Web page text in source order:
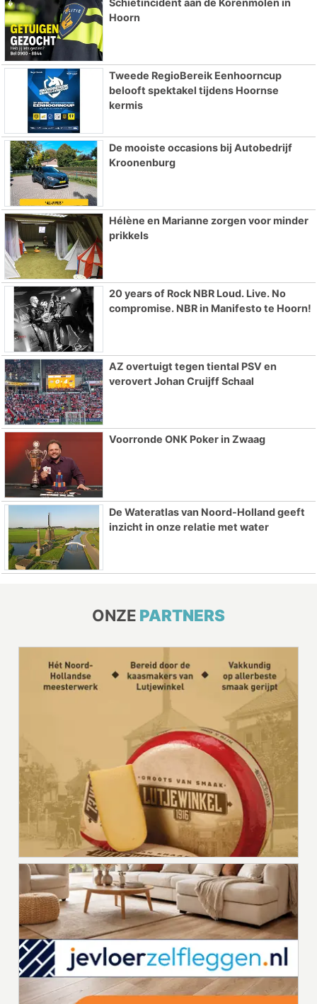
Hoorn
Tweede RegioBereik Eenhoorncup
belooft spektakel tijdens Hoornse
kermis
De mooiste occasions bij Autobedrijf
Kroonenburg
Hélène en Marianne zorgen voor minder
prikkels
20 years of Rock NBR Loud. Live. No
compromise. NBR in Manifesto te Hoorn!
AZ overtuigt tegen tiental PSV en
verovert Johan Cruijff Schaal
Voorronde ONK Poker in Zwaag
De Wateratlas van Noord-Holland geeft
inzicht in onze relatie met water
ONZE PARTNERS